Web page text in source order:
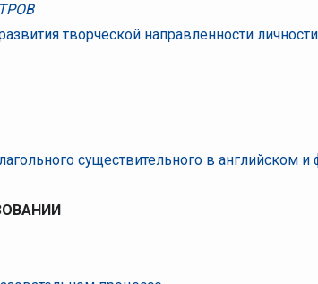
творческой направленности
существительного в английском